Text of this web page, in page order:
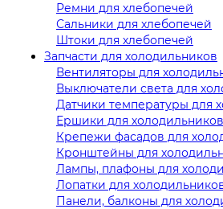
Ремни для хлебопечей
Сальники для хлебопечей
Штоки для хлебопечей
Запчасти для холодильников
Вентиляторы для
Выключатели света для
Датчики температуры для
Ершики для холодильников
Крепежи фасадов для
Кронштейны для
Лампы, плафоны для
Лопатки для
Панели, балконы для